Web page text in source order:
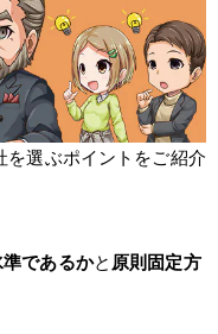
を選ぶポイントをご紹介
であるかと 原則固定方